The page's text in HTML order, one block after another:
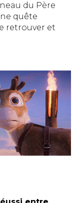
du Père
quête
retrouver et